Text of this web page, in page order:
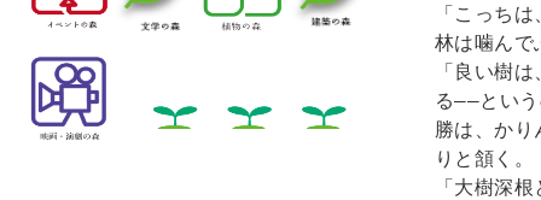
「こっち
林は噛んで
「良い樹
る――とい
勝は、か
りと頷く。
「大樹深